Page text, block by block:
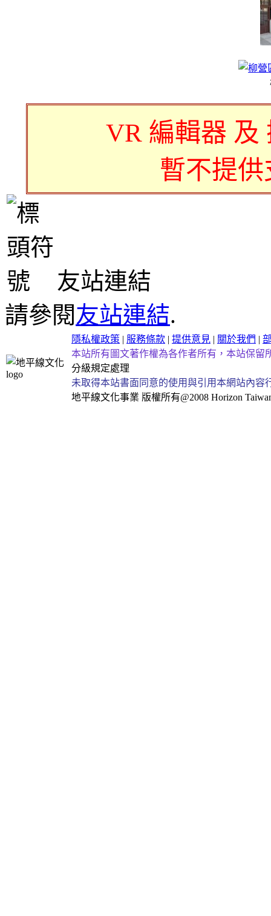
VR 編輯器 及
暫不提
友站連結
請參閱友站連結.
隱私權政策 | 服務條款 | 提供意見 | 關於我們 |
本站所有圖文著作權為各作者所有，本站保留
分級規定處理
未取得本站書面同意的使用與引用本網站內
地平線文化事業 版權所有@2008 Horizon